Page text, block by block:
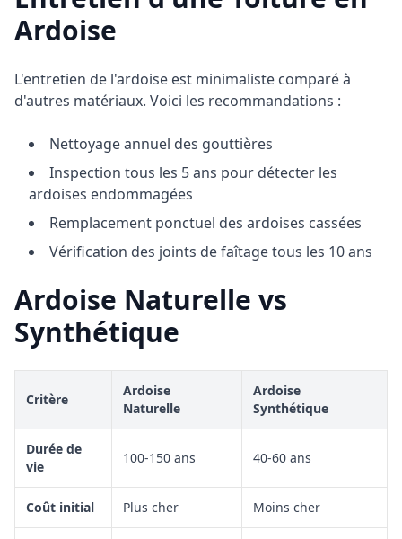
Ardoise
L'entretien de l'ardoise est minimaliste comparé à
d'autres matériaux. Voici les recommandations :
Nettoyage annuel des gouttières
Inspection tous les 5 ans pour détecter les
ardoises endommagées
Remplacement ponctuel des ardoises cassées
Vérification des joints de faîtage tous les 10 ans
Ardoise Naturelle vs
Synthétique
Critère
Ardoise
Naturelle
Ardoise
Synthétique
Durée de
vie
100-150 ans 40-60 ans
Coût initial Plus cher Moins cher